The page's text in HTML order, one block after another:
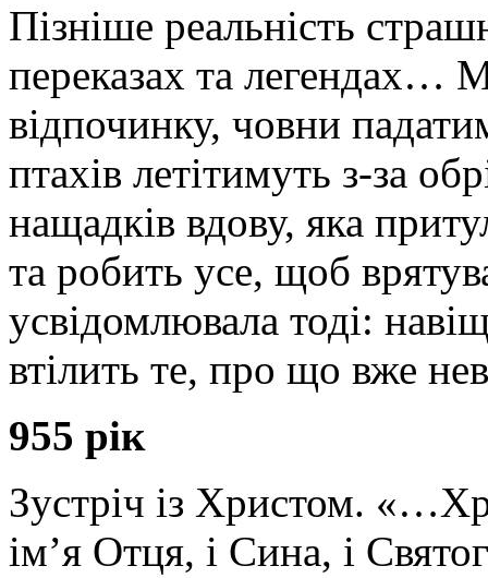
Пізніше реальність
переказах та легендах…
відпочинку, човни
птахів летітимуть з-за
нащадків вдову, яка
та робить усе, щоб
усвідомлювала тоді:
втілить те, про що вже
955 рік
Зустріч із Христом.
ім’я Отця, і Сина, і